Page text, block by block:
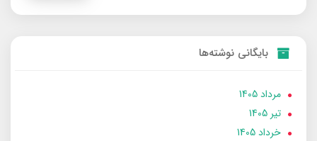
بایگانی نوشته‌ها
مرداد 1405
تير 1405
خرداد 1405